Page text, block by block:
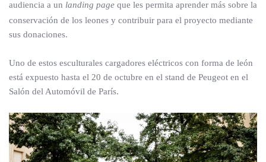
audiencia a un landing page que les permita aprender más sobre la
conservación de los leones y contribuir para el proyecto mediante
sus donaciones.
Uno de estos esculturales cargadores eléctricos con forma de león
está expuesto hasta el 20 de octubre en el stand de Peugeot en el
Salón del Automóvil de París.